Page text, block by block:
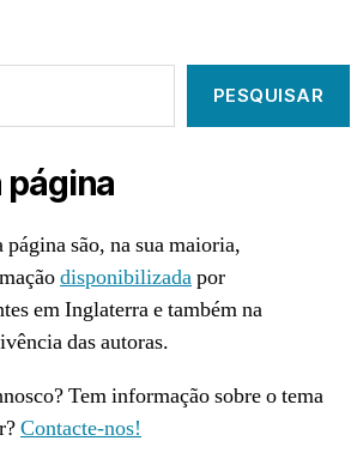
PESQUISAR
página
página são, na sua maioria,
disponibilizadapor
em Inglaterra e também na
das autoras.
Tem informação sobre o tema
Contacte-nos!